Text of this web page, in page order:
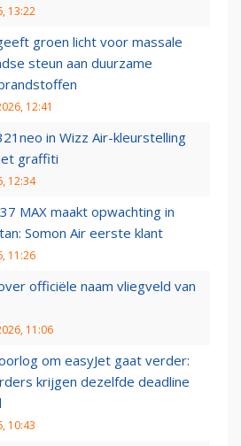
13:22
groen licht voor massale
steun aan duurzame
12:41
in Wizz Air-kleurstelling
graffiti
12:34
MAX maakt opwachting in
Somon Air eerste klant
11:26
officiële naam vliegveld van
11:06
om easyJet gaat verder:
krijgen dezelfde deadline
10:43